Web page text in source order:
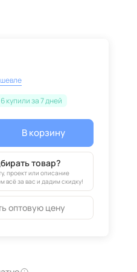
6
В корзину
товар?
проект или описание
всё за вас и дадим скидку!
оптовую цену